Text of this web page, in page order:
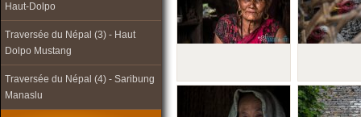
Haut-Dolpo
Traversée du Népal (3) - Haut
Dolpo Mustang
Traversée du Népal (4) - Saribung
Manaslu